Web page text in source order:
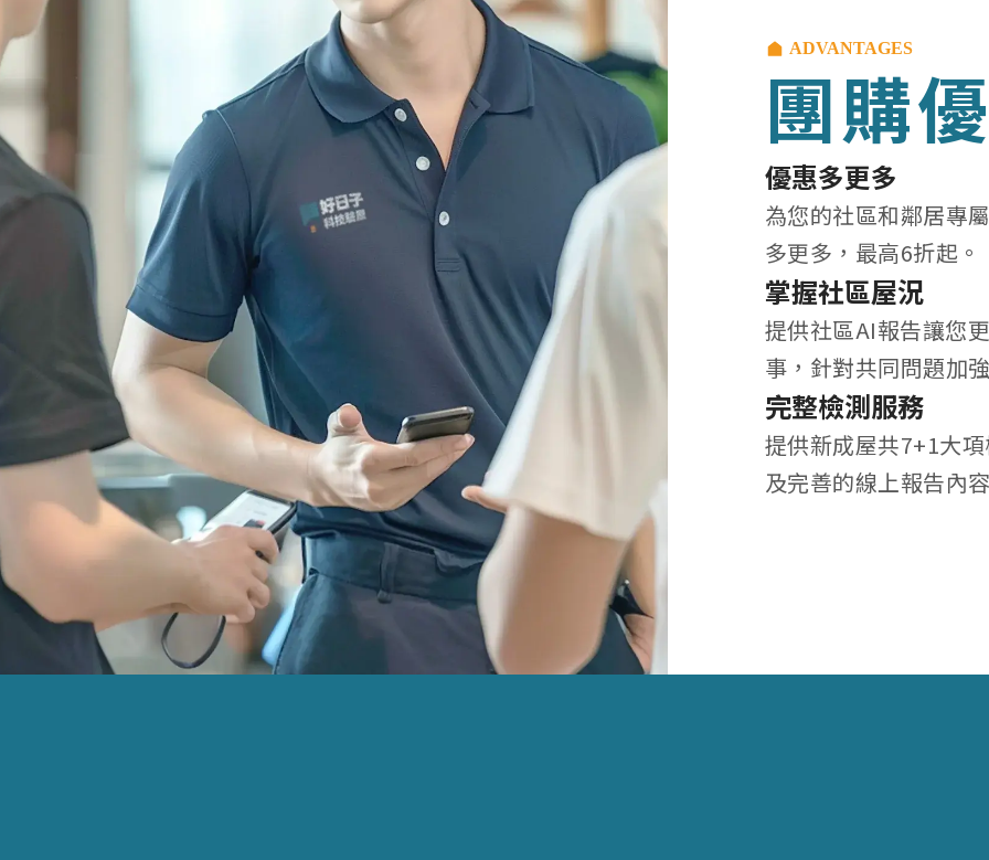
ADVANTAGES
團購
優惠多更多
為您的社區和鄰居專
多更多，最高6折起。
掌握社區屋況
提供社區AI報告讓您
事，針對共同問題加
完整檢測服務
提供新成屋共7+1大
及完善的線上報告內